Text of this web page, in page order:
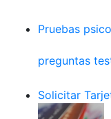
Pruebas
preguntas
Solicitar